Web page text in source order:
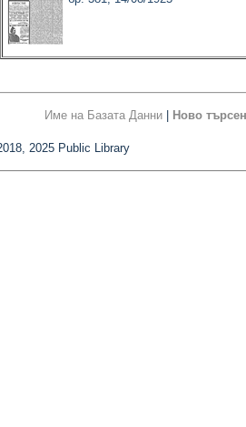
Име на Базата Данни Ново
2025 Public Library